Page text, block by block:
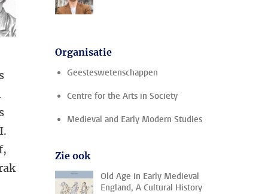
Organisatie
Geesteswetenschappen
Centre for the Arts in Society
Medieval and Early Modern Studies
Zie ook
Old Age in Early Medieval
England, A Cultural History